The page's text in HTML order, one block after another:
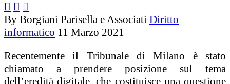
  
By Borgiani Parisella e Associati Diritto
informatico 11 Marzo 2021
Recentemente il Tribunale di Milano è stato
chiamato a prendere posizione sul tema